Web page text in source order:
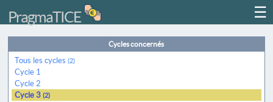
PragmaTICE
Cycles concernés
Tous les cycles(2)
Cycle 1
Cycle 2
Cycle 3(2)
☰